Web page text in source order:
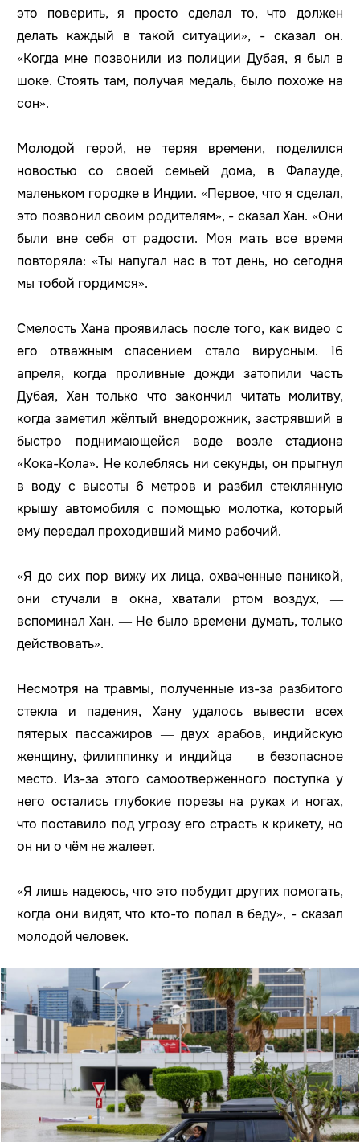
это поверить, я просто сделал то, что должен
делать каждый в такой ситуации», - сказал он.
«Когда мне позвонили из полиции Дубая, я был в
шоке. Стоять там, получая медаль, было похоже на
сон».
Молодой герой, не теряя времени, поделился
новостью со своей семьей дома, в Фалауде,
маленьком городке в Индии. «Первое, что я сделал,
это позвонил своим родителям», - сказал Хан. «Они
были вне себя от радости. Моя мать все время
повторяла: «Ты напугал нас в тот день, но сегодня
мы тобой гордимся».
Смелость Хана проявилась после того, как видео с
его отважным спасением стало вирусным. 16
апреля, когда проливные дожди затопили часть
Дубая, Хан только что закончил читать молитву,
когда заметил жёлтый внедорожник, застрявший в
быстро поднимающейся воде возле стадиона
«Кока-Кола». Не колеблясь ни секунды, он прыгнул
в воду с высоты 6 метров и разбил стеклянную
крышу автомобиля с помощью молотка, который
ему передал проходивший мимо рабочий.
«Я до сих пор вижу их лица, охваченные паникой,
они стучали в окна, хватали ртом воздух, —
вспоминал Хан. — Не было времени думать, только
действовать».
Несмотря на травмы, полученные из-за разбитого
стекла и падения, Хану удалось вывести всех
пятерых пассажиров — двух арабов, индийскую
женщину, филиппинку и индийца — в безопасное
место. Из-за этого самоотверженного поступка у
него остались глубокие порезы на руках и ногах,
что поставило под угрозу его страсть к крикету, но
он ни о чём не жалеет.
«Я лишь надеюсь, что это побудит других помогать,
когда они видят, что кто-то попал в беду», - сказал
молодой человек.